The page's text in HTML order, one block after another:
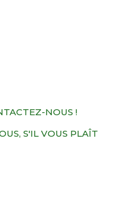
NOUS !
S'IL VOUS PLAÎT